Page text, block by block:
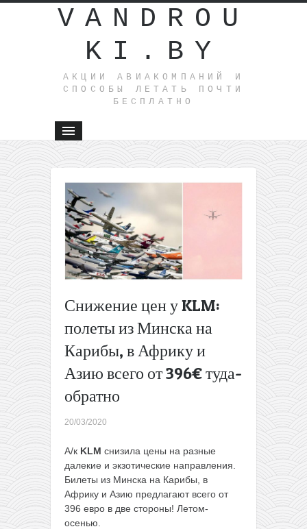
VANDROU
KI.BY
АКЦИИ АВИАКОМПАНИЙ И
СПОСОБЫ ЛЕТАТЬ ПОЧТИ
БЕСПЛАТНО
Снижение цен у KLM:
полеты из Минска на
Карибы, в Африку и
Азию всего от 396€ туда-
обратно
20/03/2020
А/к KLM снизила цены на разные
далекие и экзотические направления.
Билеты из Минска на Карибы, в
Африку и Азию предлагают всего от
396 евро в две стороны! Летом-
осенью.
Разгар
лета!
Готовый
отдых в
Греции:
перелеты
из Литвы
отеле на
Родосе
всего за
198€ с
человека
Еще
Тенерифе
63€ в две